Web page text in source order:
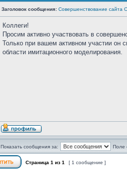
Заголовок сообщения: Совершенствование сайта
Коллеги!
Просим активно участвовать в
Только при вашем активном участии он
области имитационного моделирования.
Показать сообщения за: Поле
Страница 1 из 1 [ 1 сообщение ]